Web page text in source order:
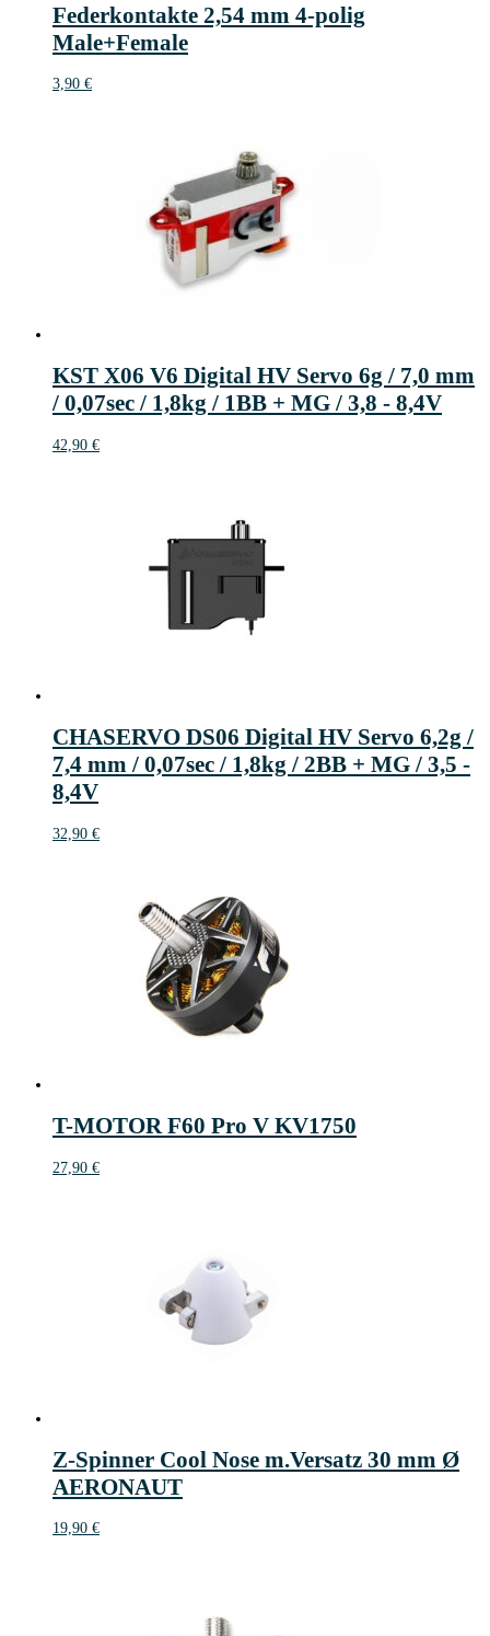
Federkontakte 2,54 mm 4-polig
Male+Female
3,90 €
KST X06 V6 Digital HV Servo 6g / 7,0 mm
/ 0,07sec / 1,8kg / 1BB + MG / 3,8 - 8,4V
42,90 €
CHASERVO DS06 Digital HV Servo 6,2g /
7,4 mm / 0,07sec / 1,8kg / 2BB + MG / 3,5 -
8,4V
32,90 €
T-MOTOR F60 Pro V KV1750
27,90 €
Z-Spinner Cool Nose m.Versatz 30 mm Ø
AERONAUT
19,90 €